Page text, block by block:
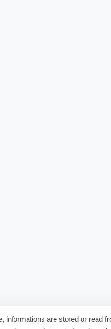
informations are stored or read